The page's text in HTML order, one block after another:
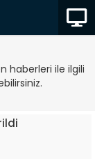
haberleri ile ilgili